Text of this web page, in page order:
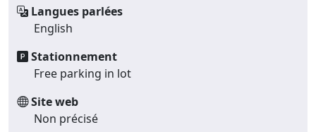
Langues parlées
English
Stationnement
Free parking in lot
Site web
Non précisé